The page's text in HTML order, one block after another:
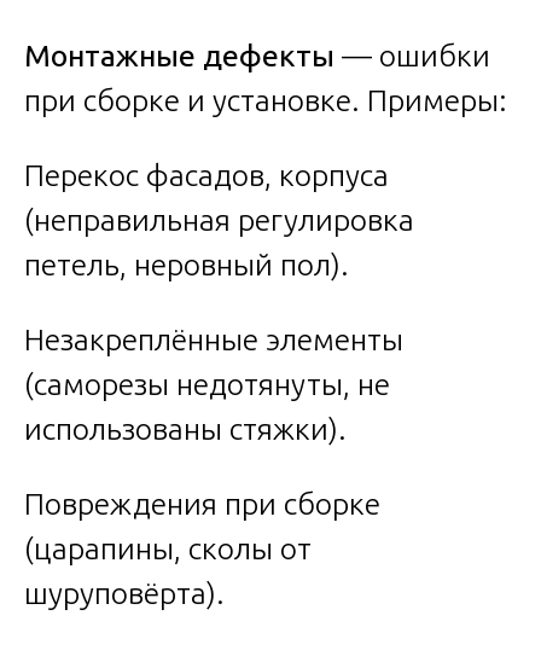
Монтажные дефекты — ошибки
при сборке и установке. Примеры:
Перекос фасадов, корпуса
(неправильная регулировка
петель, неровный пол).
Незакреплённые элементы
(саморезы недотянуты, не
использованы стяжки).
Повреждения при сборке
(царапины, сколы от
шуруповёрта).